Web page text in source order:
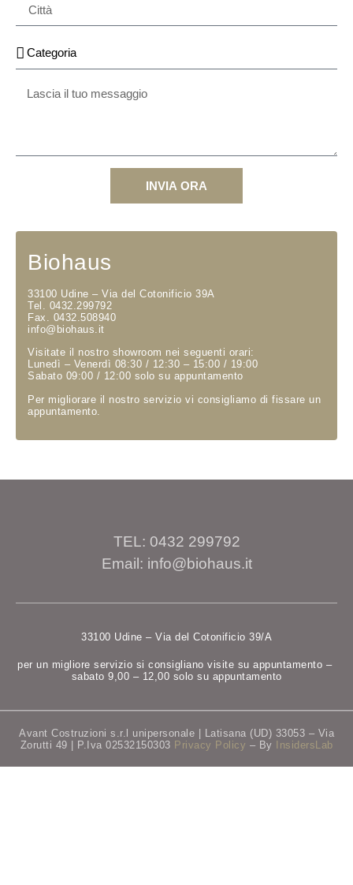
INVIA ORA
Biohaus
33100 Udine – Via del Cotonificio 39A
Tel. 0432.299792
Fax. 0432.508940
info@biohaus.it
Visitate il nostro showroom nei seguenti orari:
Lunedì – Venerdì 08:30 / 12:30 – 15:00 / 19:00
Sabato 09:00 / 12:00 solo su appuntamento
Per migliorare il nostro servizio vi consigliamo di fissare un
appuntamento.
TEL: 0432 299792
Email: info@biohaus.it
33100 Udine – Via del Cotonificio 39/A
per un migliore servizio si consigliano visite su appuntamento –
sabato 9,00 – 12,00 solo su appuntamento
Avant Costruzioni s.r.l unipersonale | Latisana (UD) 33053 – Via
Zorutti 49 | P.Iva 02532150303 Privacy Policy – By InsidersLab